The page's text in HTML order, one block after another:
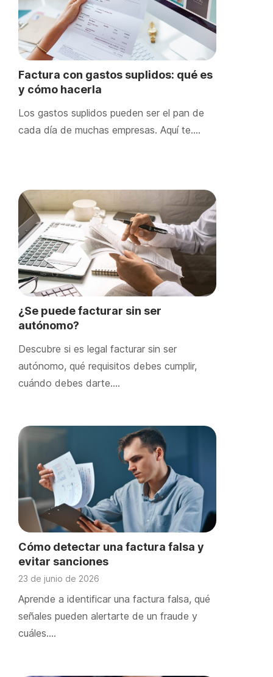
Factura con gastos suplidos: qué es
y cómo hacerla
Los gastos suplidos pueden ser el pan de
cada día de muchas empresas. Aquí te….
¿Se puede facturar sin ser
autónomo?
Descubre si es legal facturar sin ser
autónomo, qué requisitos debes cumplir,
cuándo debes darte….
Cómo detectar una factura falsa y
evitar sanciones
23 de junio de 2026
Aprende a identificar una factura falsa, qué
señales pueden alertarte de un fraude y
cuáles….